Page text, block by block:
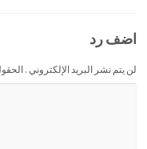
اضف رد
لن يتم نشر البريد الإلكتروني .